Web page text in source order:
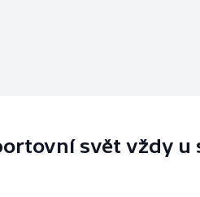
svět vždy u